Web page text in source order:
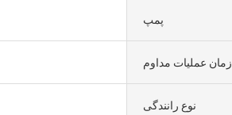
پمپ
زمان عملیات مداوم
نوع رانندگی